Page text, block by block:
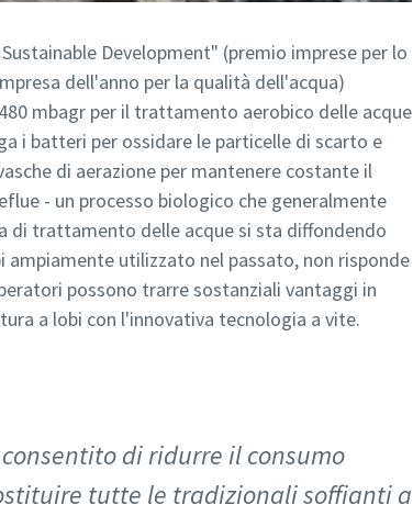
Development" (premio imprese per lo
dell'anno per la qualità dell'acqua)
mbagr per il trattamento aerobico delle acque
i batteri per ossidare le particelle di scarto e
di aerazione per mantenere costante il
- un processo biologico che generalmente
di trattamento delle acque si sta diffondendo
utilizzato nel passato, non risponde
possono trarre sostanziali vantaggi in
a lobi con l'innovativa tecnologia a vite.
di ridurre il consumo
tutte le tradizionali soffianti a